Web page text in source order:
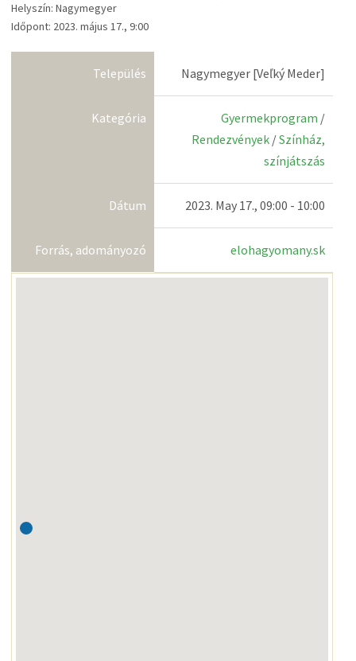
Helyszín: Nagymegyer
Időpont: 2023. május 17., 9:00
Település Nagymegyer [Veľký Meder]
Kategória Gyermekprogram /
Rendezvények /Színház,
színjátszás
Dátum 2023. May 17., 09:00 - 10:00
Forrás, adományozó elohagyomany.sk